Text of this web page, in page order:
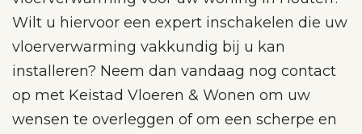
Wilt u hiervoor een expert inschakelen die uw
vloerverwarming vakkundig bij u kan
installeren? Neem dan vandaag nog contact
op met Keistad Vloeren & Wonen om uw
wensen te overleggen of om een scherpe en